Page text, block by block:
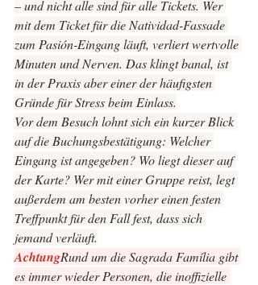
– und nicht alle sind für alle Tickets. Wer
mit dem Ticket für die Natividad-Fassade
zum Pasión-Eingang läuft, verliert wertvolle
Minuten und Nerven. Das klingt banal, ist
in der Praxis aber einer der häufigsten
Gründe für Stress beim Einlass.
Vor dem Besuch lohnt sich ein kurzer Blick
auf die Buchungsbestätigung: Welcher
Eingang ist angegeben? Wo liegt dieser auf
der Karte? Wer mit einer Gruppe reist, legt
außerdem am besten vorher einen festen
Treffpunkt für den Fall fest, dass sich
jemand verläuft.
AchtungRund um die Sagrada Família gibt
es immer wieder Personen, die inoffizielle